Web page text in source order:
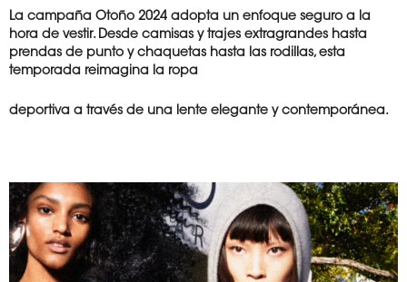
La campaña Otoño 2024 adopta un enfoque seguro a la
hora de vestir. Desde camisas y trajes extragrandes hasta
prendas de punto y chaquetas hasta las rodillas, esta
temporada reimagina la ropa
deportiva a través de una lente elegante y contemporánea.